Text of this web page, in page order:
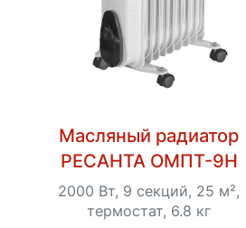
Масляный радиатор
РЕСАНТА ОМПТ-9Н
2000 Вт, 9 секций, 25 м²,
термостат, 6.8 кг